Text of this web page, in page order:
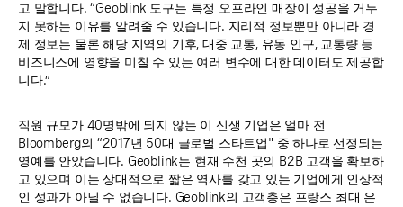
고 말합니다. “Geoblink 도구는 특정 오프라인 매장이 성공을 거두
지 못하는 이유를 알려줄 수 있습니다. 지리적 정보뿐만 아니라 경
제 정보는 물론 해당 지역의 기후, 대중 교통, 유동 인구, 교통량 등
비즈니스에 영향을 미칠 수 있는 여러 변수에 대한 데이터도 제공합
니다.”
직원 규모가 40명밖에 되지 않는 이 신생 기업은 얼마 전
Bloomberg의 “2017년 50대 글로벌 스타트업" 중 하나로 선정되는
영예를 안았습니다. Geoblink는 현재 수천 곳의 B2B 고객을 확보하
고 있으며 이는 상대적으로 짧은 역사를 갖고 있는 기업에게 인상적
인 성과가 아닐 수 없습니다. Geoblink의 고객층은 프랑스 최대 은